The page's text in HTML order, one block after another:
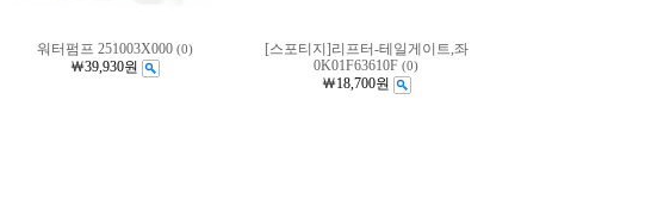
워터펌프 251003X000 (0)
￦39,930원
[스포티지]리프터-테일게이트,좌
0K01F63610F (0)
￦18,700원